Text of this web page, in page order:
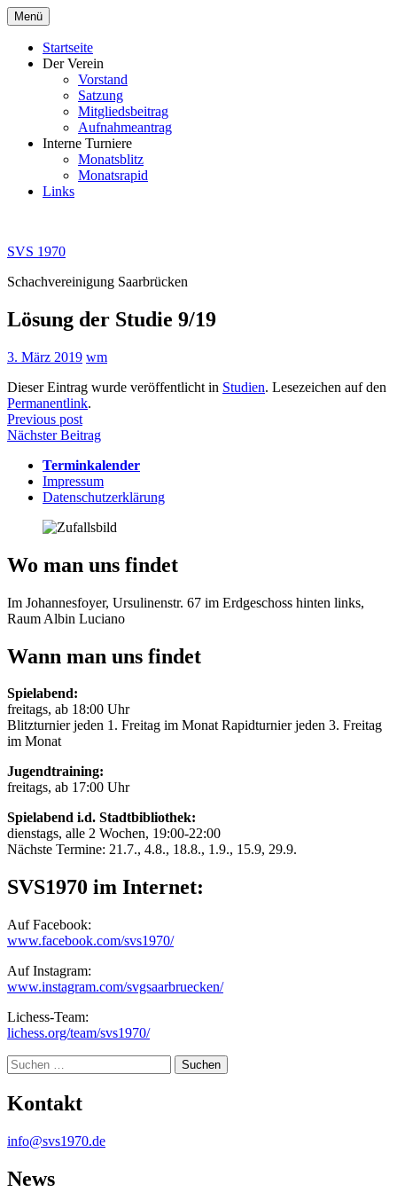
Zum
Inhalt
springen
Menü
Startseite
Der Verein
Vorstand
Satzung
Mitgliedsbeitrag
Aufnahmeantrag
Interne Turniere
Monatsblitz
Monatsrapid
Links
SVS 1970
Schachvereinigung Saarbrücken
Lösung der Studie 9/19
3. März 2019 wm
Dieser Eintrag wurde veröffentlicht in Studien. Lesezeichen auf den
Permanentlink.
Beitragsnavigation
Previous post
Nächster Beitrag
Terminkalender
Impressum
Datenschutzerklärung
Wo man uns findet
Im Johannesfoyer, Ursulinenstr. 67 im Erdgeschoss hinten links,
Raum Albin Luciano
Wann man uns findet
Spielabend:
freitags, ab 18:00 Uhr
Blitzturnier jeden 1. Freitag im Monat Rapidturnier jeden 3. Freitag
im Monat
Jugendtraining:
freitags, ab 17:00 Uhr
Spielabend i.d. Stadtbibliothek:
dienstags, alle 2 Wochen, 19:00-22:00
Nächste Termine: 21.7., 4.8., 18.8., 1.9., 15.9, 29.9.
SVS1970 im Internet:
Auf Facebook:
www.facebook.com/svs1970/
Auf Instagram:
www.instagram.com/svgsaarbruecken/
Lichess-Team:
lichess.org/team/svs1970/
Suche
Kontakt
info@svs1970.de
News